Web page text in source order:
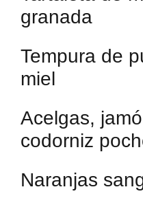
granada
Tempura de
miel
Acelgas,
codorniz
Naranjas